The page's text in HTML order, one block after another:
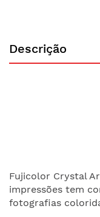
o
início
Descrição
Fujicolor Crystal
impressões tem
fotografias